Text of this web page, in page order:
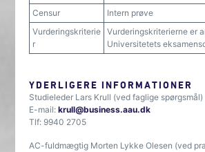
Censur
Intern prøve
Vurderingskriterie
r
Vurderingskriterierne er
Universitetets
YDERLIGERE INFORMATIONER
Studieleder Lars Krull (ved faglige spørgsmål)
E-mail:krull@business.aau.dk
Tlf: 9940 2705
AC-fuldmægtig Morten Lykke Olesen (ved